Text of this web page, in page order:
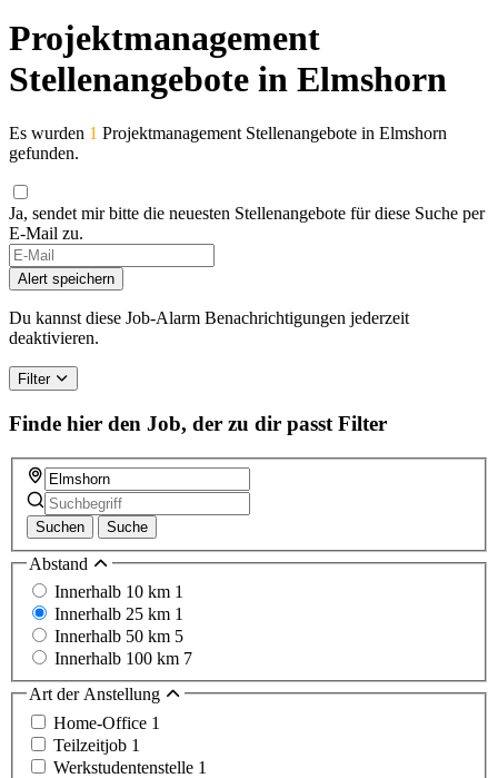
Projektmanagement
Stellenangebote in Elmshorn
Es wurden 1 Projektmanagement Stellenangebote in Elmshorn
gefunden.
Ja, sendet mir bitte die neuesten Stellenangebote für diese Suche per
E-Mail zu.
Alert speichern
Du kannst diese Job-Alarm Benachrichtigungen jederzeit
deaktivieren.
Filter
Finde hier den Job, der zu dir passt Filter
Suchen Suche
Abstand
Innerhalb 10 km 1
Innerhalb 25 km 1
Innerhalb 50 km 5
Innerhalb 100 km 7
Art der Anstellung
Home-Office 1
Teilzeitjob 1
Werkstudentenstelle 1